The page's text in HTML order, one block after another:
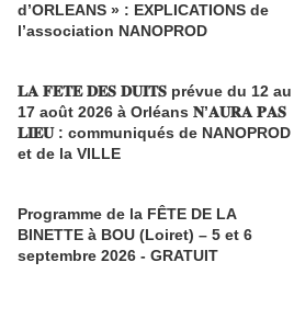
d’ORLEANS » : EXPLICATIONS de
l’association NANOPROD
𝐋𝐀 𝐅𝐄𝐓𝐄 𝐃𝐄𝐒 𝐃𝐔𝐈𝐓𝐒 prévue du 12 au
17 août 2026 à Orléans 𝐍’𝐀𝐔𝐑𝐀 𝐏𝐀𝐒
𝐋𝐈𝐄𝐔 : communiqués de NANOPROD
et de la VILLE
Programme de la FÊTE DE LA
BINETTE à BOU (Loiret) – 5 et 6
septembre 2026 - GRATUIT